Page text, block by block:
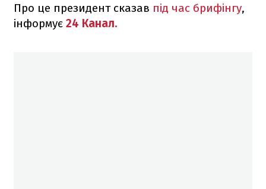
Про це президент сказав під час брифінгу,
інформує 24 Канал.